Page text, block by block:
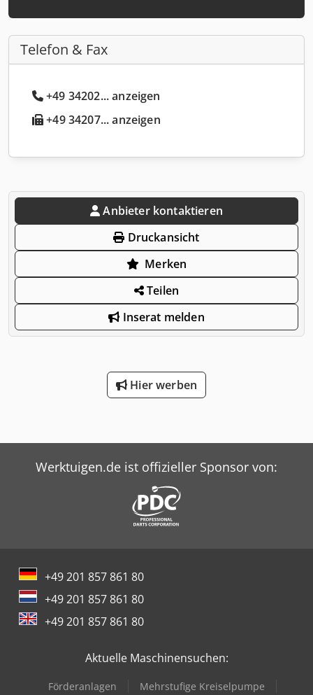
Telefon & Fax
+49 34202... anzeigen
+49 34207... anzeigen
Anbieter kontaktieren
Druckansicht
Merken
Teilen
Inserat melden
Hier werben
Werktuigen.de ist offizieller Sponsor von:
+49 201 857 861 80
+49 201 857 861 80
+49 201 857 861 80
Aktuelle Maschinensuchen:
Förderanlagen
Mehrstufige Kreiselpumpe